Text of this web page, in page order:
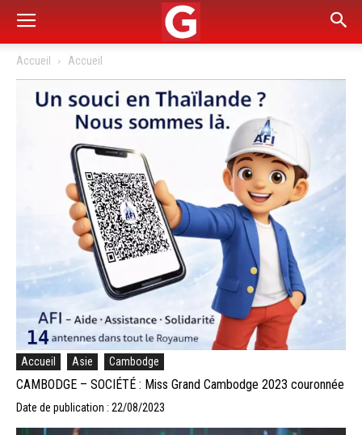
Accueil Accueil
Accueil Asie Cambodge
CAMBODGE – SOCIÉTÉ : Miss Grand Cambodge 2023 couronnée
Date de publication : 22/08/2023